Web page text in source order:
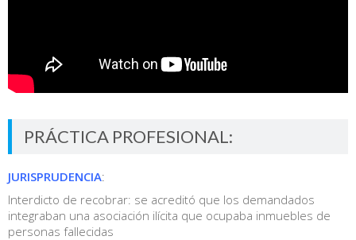
PRÁCTICA PROFESIONAL:
JURISPRUDENCIA:
Interdicto de recobrar: se acreditó que los demandados
integraban una asociación ilícita que ocupaba inmuebles de
personas fallecidas